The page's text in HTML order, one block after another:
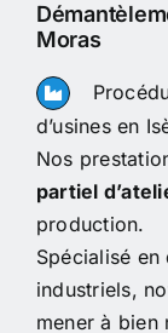
Moras
d’usines en
Nos
partiel
production.
Spécialisé
industriels,
mener à bien